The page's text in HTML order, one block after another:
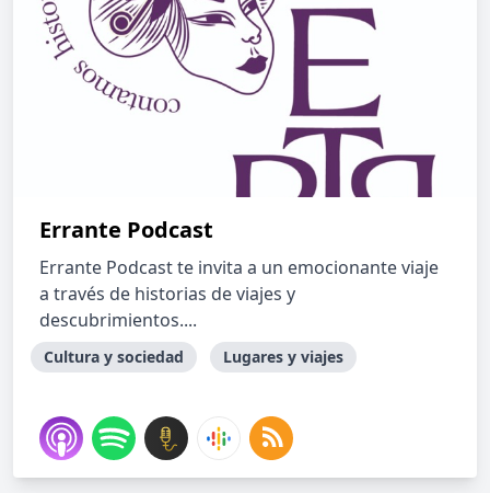
Errante Podcast
Errante Podcast te invita a un emocionante viaje
a través de historias de viajes y
descubrimientos....
Cultura y sociedad Lugares y viajes